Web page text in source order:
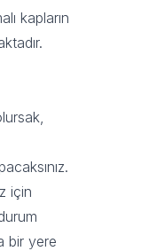
kapların
için
bir yere